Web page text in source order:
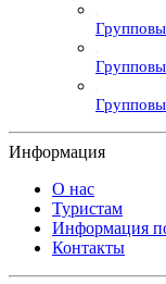
Информация
О нас
Туристам
Информация
Контакты